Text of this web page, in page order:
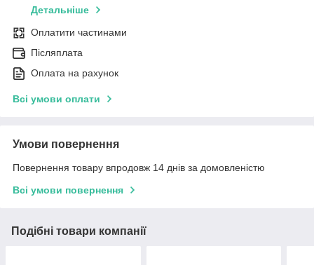
Детальніше
Оплатити частинами
Післяплата
Оплата на рахунок
Всі умови оплати
Умови повернення
Повернення товару впродовж 14 днів за домовленістю
Всі умови повернення
Подібні товари компанії